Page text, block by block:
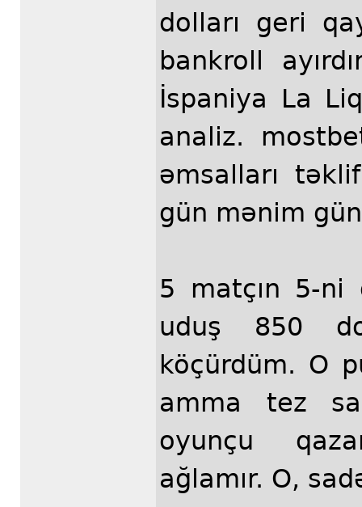
dolları geri
bankroll
İspaniya La
analiz.
əmsalları
gün mənim
5 matçın 5-
uduş 850
köçürdüm. O
amma tez
oyunçu
ağlamır. O,